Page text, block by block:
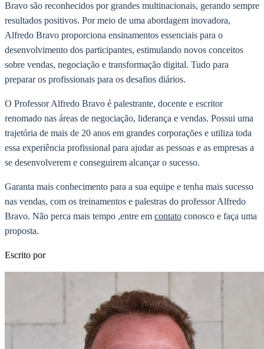
Bravo são reconhecidos por grandes multinacionais, gerando sempre
resultados positivos. Por meio de uma abordagem inovadora,
Alfredo Bravo proporciona ensinamentos essenciais para o
desenvolvimento dos participantes, estimulando novos conceitos
sobre vendas, negociação e transformação digital. Tudo para
preparar os profissionais para os desafios diários.
O Professor Alfredo Bravo é palestrante, docente e escritor
renomado nas áreas de negociação, liderança e vendas. Possui uma
trajetória de mais de 20 anos em grandes corporações e utiliza toda
essa experiência profissional para ajudar as pessoas e as empresas a
se desenvolverem e conseguirem alcançar o sucesso.
Garanta mais conhecimento para a sua equipe e tenha mais sucesso
nas vendas, com os treinamentos e palestras do professor Alfredo
Bravo. Não perca mais tempo ,entre em contato conosco e faça uma
proposta.
Escrito por